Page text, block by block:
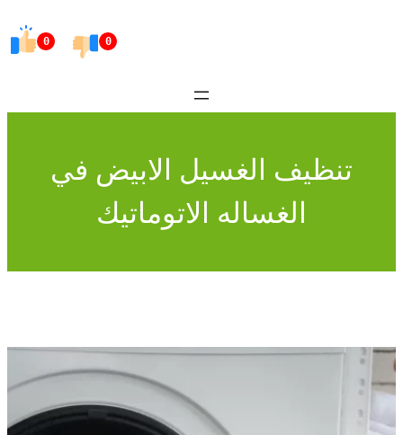
0 0
تنظيف الغسيل الابيض في
الغساله الاتوماتيك